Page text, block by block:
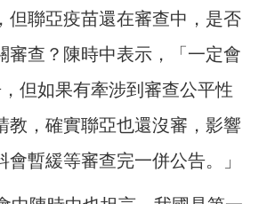
但聯亞疫苗還在審查中，是否
審查？陳時中表示，「一定會
但如果有牽涉到審查公平性
教，確實聯亞也還沒審，影響
會暫緩等審查完一併公告。」